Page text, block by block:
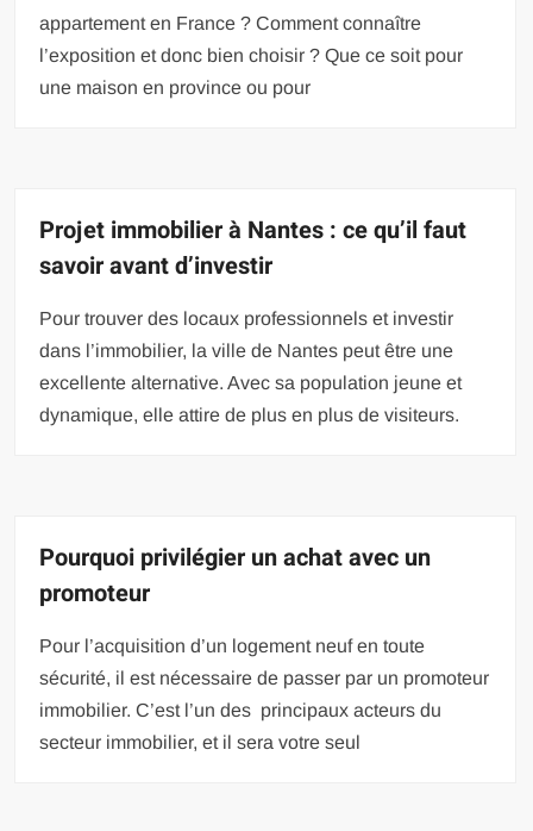
appartement en France ? Comment connaître
l’exposition et donc bien choisir ? Que ce soit pour
une maison en province ou pour
Projet immobilier à Nantes : ce qu’il faut
savoir avant d’investir
Pour trouver des locaux professionnels et investir
dans l’immobilier, la ville de Nantes peut être une
excellente alternative. Avec sa population jeune et
dynamique, elle attire de plus en plus de visiteurs.
Pourquoi privilégier un achat avec un
promoteur
Pour l’acquisition d’un logement neuf en toute
sécurité, il est nécessaire de passer par un promoteur
immobilier. C’est l’un des principaux acteurs du
secteur immobilier, et il sera votre seul